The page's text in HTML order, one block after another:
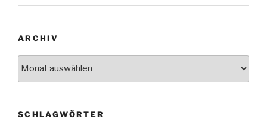
ARCHIV
SCHLAGWÖRTER